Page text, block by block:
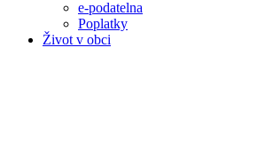
e-podatelna
Poplatky
Život v obci